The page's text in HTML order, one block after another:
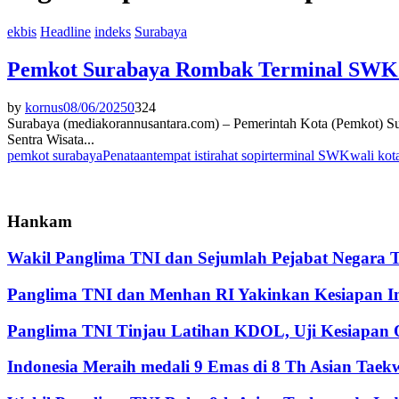
ekbis Headline indeks Surabaya
Pemkot Surabaya Rombak Terminal
by kornus08/06/20250324
Surabaya (mediakorannusantara.com) – Pemerintah Kota (Pemkot)
Sentra Wisata...
pemkot surabayaPenataantempat istirahat sopirterminal SWKwali
Hankam
Wakil Panglima TNI dan Sejumlah Pejabat
Panglima TNI dan Menhan RI Yakinkan Kesiapan
Panglima TNI Tinjau Latihan KDOL, Uji Kesiapan
Indonesia Meraih medali 9 Emas di 8 Th Asian